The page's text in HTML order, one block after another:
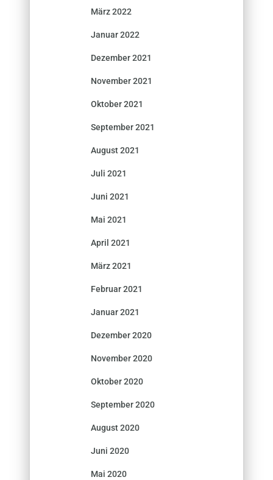
März 2022
Januar 2022
Dezember 2021
November 2021
Oktober 2021
September 2021
August 2021
Juli 2021
Juni 2021
Mai 2021
April 2021
März 2021
Februar 2021
Januar 2021
Dezember 2020
November 2020
Oktober 2020
September 2020
August 2020
Juni 2020
Mai 2020